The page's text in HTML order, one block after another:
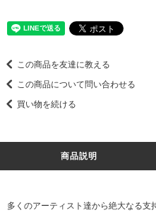
この商品を友達に教える
この商品について問い合わせる
買い物を続ける
商品説明
多くのアーティスト達から絶大なる支